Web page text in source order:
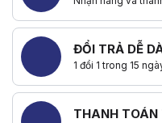
ĐỔI TRẢ DỄ
1 đổi 1 trong 15
THANH TOÁN